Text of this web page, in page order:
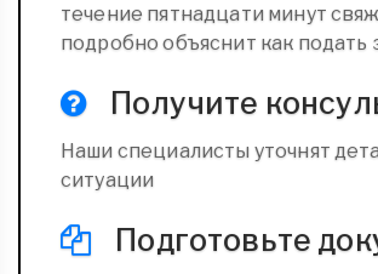
течение пятнадцати минут
подробно объяснит как подать
Получите
Наши специалисты уточнят
ситуации
Подготовьте